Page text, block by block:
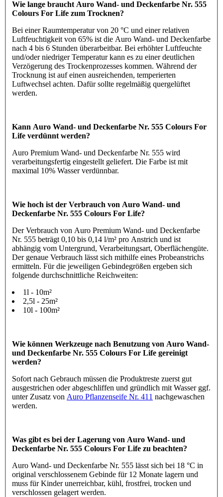
Wie lange braucht Auro Wand- und Deckenfarbe Nr. 555
Colours For Life zum Trocknen?
Bei einer Raumtemperatur von 20 °C und einer relativen
Luftfeuchtigkeit von 65% ist die Auro Wand- und Deckenfarbe
nach 4 bis 6 Stunden überarbeitbar. Bei erhöhter Luftfeuchte
und/oder niedriger Temperatur kann es zu einer deutlichen
Verzögerung des Trockenprozesses kommen. Während der
Trocknung ist auf einen ausreichenden, temperierten
Luftwechsel achten. Dafür sollte regelmäßig quergelüftet
werden.
Kann Auro Wand- und Deckenfarbe Nr. 555 Colours For
Life verdünnt werden?
Auro Premium Wand- und Deckenfarbe Nr. 555 wird
verarbeitungsfertig eingestellt geliefert. Die Farbe ist mit
maximal 10% Wasser verdünnbar.
Wie hoch ist der Verbrauch von Auro Wand- und
Deckenfarbe Nr. 555 Colours For Life?
Der Verbrauch von Auro Premium Wand- und Deckenfarbe
Nr. 555 beträgt 0,10 bis 0,14 l/m² pro Anstrich und ist
abhängig vom Untergrund, Verarbeitungsart, Oberflächengüte.
Der genaue Verbrauch lässt sich mithilfe eines Probeanstrichs
ermitteln. Für die jeweiligen Gebindegrößen ergeben sich
folgende durchschnittliche Reichweiten:
1l - 10m²
2,5l - 25m²
10l - 100m²
Wie können Werkzeuge nach Benutzung von Auro Wand-
und Deckenfarbe Nr. 555 Colours For Life gereinigt
werden?
Sofort nach Gebrauch müssen die Produktreste zuerst gut
ausgestrichen oder abgeschliffen und gründlich mit Wasser ggf.
unter Zusatz von Auro Pflanzenseife Nr. 411 nachgewaschen
werden.
Was gibt es bei der Lagerung von Auro Wand- und
Deckenfarbe Nr. 555 Colours For Life zu beachten?
Auro Wand- und Deckenfarbe Nr. 555 lässt sich bei 18 °C in
original verschlossenem Gebinde für 12 Monate lagern und
muss für Kinder unerreichbar, kühl, frostfrei, trocken und
verschlossen gelagert werden.